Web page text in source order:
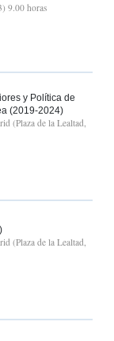
9.00 horas
y Política de
(2019-2024)
(Plaza de la Lealtad,
(Plaza de la Lealtad,